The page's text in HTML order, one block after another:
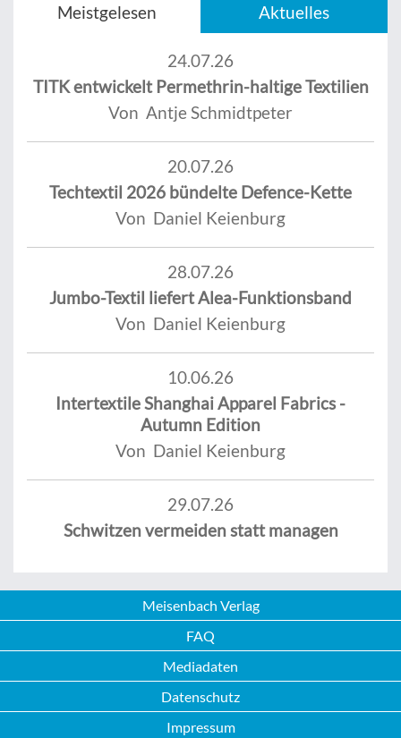
Meistgelesen Aktuelles
24.07.26
TITK entwickelt Permethrin-haltige Textilien
Von Antje Schmidtpeter
20.07.26
Techtextil 2026 bündelte Defence-Kette
Von Daniel Keienburg
28.07.26
Jumbo-Textil liefert Alea-Funktionsband
Von Daniel Keienburg
10.06.26
Intertextile Shanghai Apparel Fabrics -
Autumn Edition
Von Daniel Keienburg
29.07.26
Schwitzen vermeiden statt managen
Meisenbach Verlag
FAQ
Mediadaten
Datenschutz
Impressum